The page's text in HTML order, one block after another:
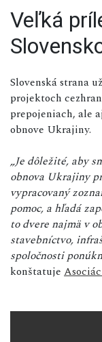
Veľká
Slovenská strana
projektoch
prepojeniach, ale
obnove Ukrajiny.
„Je dôležité, aby
obnova Ukrajiny
vypracovaný
pomoc, a hľadá
to dvere najmä v
stavebníctvo,
spoločnosti
konštatuje